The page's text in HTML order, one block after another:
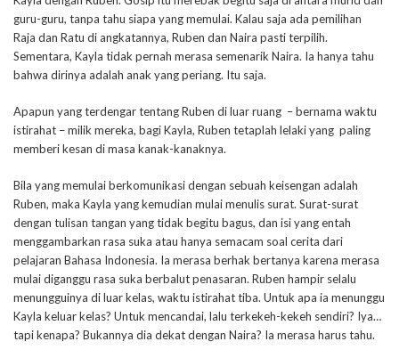
guru-guru, tanpa tahu siapa yang memulai. Kalau saja ada pemilihan
Raja dan Ratu di angkatannya, Ruben dan Naira pasti terpilih.
Sementara, Kayla tidak pernah merasa semenarik Naira. Ia hanya tahu
bahwa dirinya adalah anak yang periang. Itu saja.
Apapun yang terdengar tentang Ruben di luar ruang – bernama waktu
istirahat – milik mereka, bagi Kayla, Ruben tetaplah lelaki yang paling
memberi kesan di masa kanak-kanaknya.
Bila yang memulai berkomunikasi dengan sebuah keisengan adalah
Ruben, maka Kayla yang kemudian mulai menulis surat. Surat-surat
dengan tulisan tangan yang tidak begitu bagus, dan isi yang entah
menggambarkan rasa suka atau hanya semacam soal cerita dari
pelajaran Bahasa Indonesia. Ia merasa berhak bertanya karena merasa
mulai diganggu rasa suka berbalut penasaran. Ruben hampir selalu
menungguinya di luar kelas, waktu istirahat tiba. Untuk apa ia menunggu
Kayla keluar kelas? Untuk mencandai, lalu terkekeh-kekeh sendiri? Iya…
tapi kenapa? Bukannya dia dekat dengan Naira? Ia merasa harus tahu.